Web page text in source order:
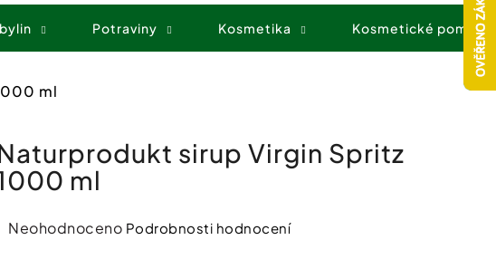
Potraviny Kosmetika Kosmetické
ml
Průměrné
Neohodnoceno Podrobnosti hodnocení
sirup Virgin Spritz
ml